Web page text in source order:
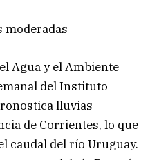
moderadas
Agua y el Ambiente
del Instituto
lluvias
de Corrientes, lo que
caudal del río Uruguay.